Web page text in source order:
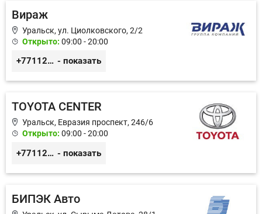
Вираж
Уральск, ул. Циолковского, 2/2
Открыто: 09:00 - 20:00
+77112232380 - показать
TOYOTA CENTER
Уральск, Евразия проспект, 246/6
Открыто: 09:00 - 20:00
+77112307777 - показать
БИПЭК Авто